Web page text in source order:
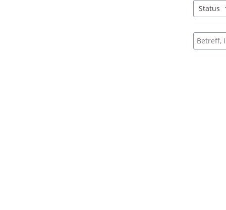
Status
Suche